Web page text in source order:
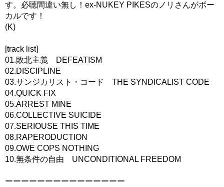
す。必聴間違い無し！ex-NUKEY PIKESのノリさんがボー
カルです！
(K)
[track list]
01.敗北主義 DEFEATISM
02.DISCIPLINE
03.サンジカリスト・コード THE SYNDICALIST CODE
04.QUICK FIX
05.ARREST MINE
06.COLLECTIVE SUICIDE
07.SERIOUSE THIS TIME
08.RAPERODUCTION
09.OWE COPS NOTHING
10.無条件の自由 UNCONDITIONAL FREEDOM
ーーーーーーーーーーーーーーー